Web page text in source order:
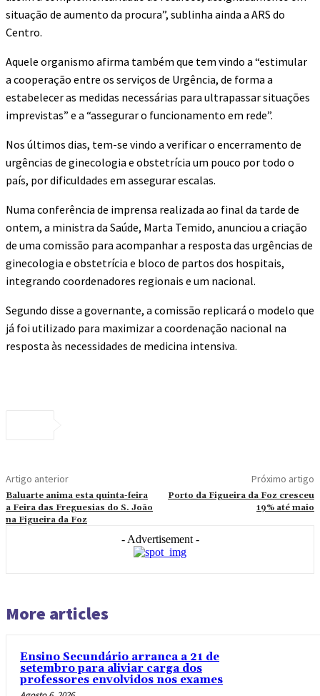
situação de aumento da procura”, sublinha ainda a ARS do
Centro.
Aquele organismo afirma também que tem vindo a “estimular
a cooperação entre os serviços de Urgência, de forma a
estabelecer as medidas necessárias para ultrapassar situações
imprevistas” e a “assegurar o funcionamento em rede”.
Nos últimos dias, tem-se vindo a verificar o encerramento de
urgências de ginecologia e obstetrícia um pouco por todo o
país, por dificuldades em assegurar escalas.
Numa conferência de imprensa realizada ao final da tarde de
ontem, a ministra da Saúde, Marta Temido, anunciou a criação
de uma comissão para acompanhar a resposta das urgências de
ginecologia e obstetrícia e bloco de partos dos hospitais,
integrando coordenadores regionais e um nacional.
Segundo disse a governante, a comissão replicará o modelo que
já foi utilizado para maximizar a coordenação nacional na
resposta às necessidades de medicina intensiva.
Artigo anterior
Baluarte anima esta quinta-feira
a Feira das Freguesias do S. João
na Figueira da Foz
Próximo artigo
Porto da Figueira da Foz cresceu
19% até maio
- Advertisement -
More articles
Ensino Secundário arranca a 21 de
setembro para aliviar carga dos
professores envolvidos nos exames